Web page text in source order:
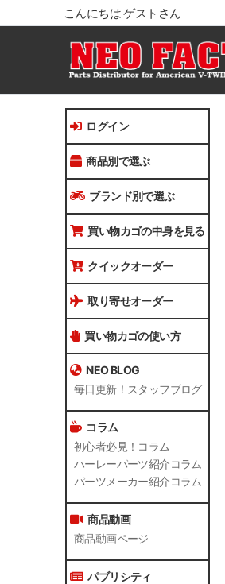
こんにちは ゲストさん
ログイン
商品別で選ぶ
ブランド別で選ぶ
買い物カゴの中身を見る
クイックオーダー
取り寄せオーダー
買い物カゴの使い方
NEO BLOG
毎日更新！スタッフブログ
コラム
初心者必見！コラム
ハーレーパーツ紹介コラム
パーツメーカー紹介コラム
商品動画
商品動画ページ
パブリシティ